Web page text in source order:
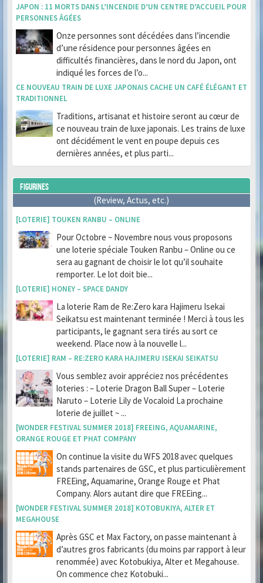
JAPON : 11 MORTS DANS L’INCENDIE D’UN CENTRE D’ACCUEIL POUR
PERSONNES ÂGÉES
Onze personnes sont décédées dans l’incendie
d’une résidence pour personnes âgées en
difficultés financières, dans le nord du Japon, ont
indiqué les forces de l’o...
CE NOUVEAU TRAIN DE LUXE JAPONAIS CACHE UN CAFÉ ÉLÉGANT ET
TRADITIONNEL
Traditions, artisanat et histoire seront au cœur de
ce nouveau train de luxe japonais. Les trains de luxe
ont décidément le vent en poupe depuis ces
dernières années, et plus parti...
FIGURINES
(Review, Actus, etc.)
[LOTERIE] TOUKEN RANBU – ONLINE
Pour Octobre ~ Novembre nous vous proposons
une loterie spéciale Touken Ranbu – Online ou ce
sera au gagnant de choisir le lot qu’il souhaite
remporter. Le lot doit bie...
[LOTERIE] HONEY – SPACE DANDY
La loterie Ram de Re:Zero kara Hajimeru Isekai
Seikatsu est maintenant terminée ! Merci à tous les
participants, le gagnant sera tirés au sort ce
weekend. Place now à la nouvelle l...
[LOTERIE] RAM – RE:ZERO KARA HAJIMERU ISEKAI SEIKATSU
Vous semblez avoir appréciez nos précédentes
loteries : – Loterie Dragon Ball Super – Loterie
Naruto – Loterie Lily de Vocaloid La prochaine
loterie de juillet ~ ...
[WONDER FESTIVAL SUMMER 2018] FREEING, AQUAMARINE,
ORANGE ROUGE ET PHAT COMPANY
On continue la visite du WFS 2018 avec quelques
stands partenaires de GSC, et plus particulièrement
FREEing, Aquamarine, Orange Rouge et Phat
Company. Alors autant dire que FREEing...
[WONDER FESTIVAL SUMMER 2018] KOTOBUKIYA, ALTER ET
MEGAHOUSE
Après GSC et Max Factory, on passe maintenant à
d’autres gros fabricants (du moins par rapport à leur
renommée) avec Kotobukiya, Alter et Megahouse.
On commence chez Kotobuki...